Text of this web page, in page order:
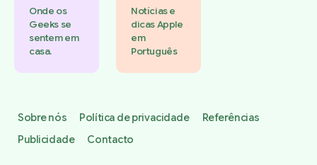
Onde os
Geeks se
sentem em
casa.
Notícias e
dicas Apple
em
Português
Sobre nós Política de privacidade
Referências
Publicidade
Contacto